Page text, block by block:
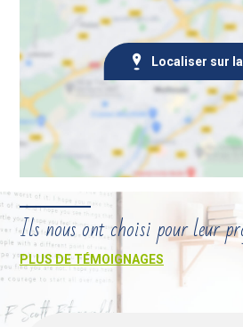
Localiser sur
Ils nous ont choisi pour leur
PLUS DE TÉMOIGNAGES